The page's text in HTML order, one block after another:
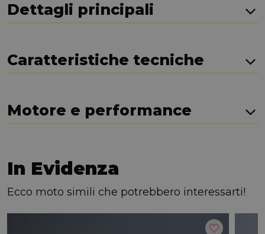
Dettagli principali
Caratteristiche tecniche
Motore e performance
In Evidenza
Ecco moto simili che potrebbero interessarti!